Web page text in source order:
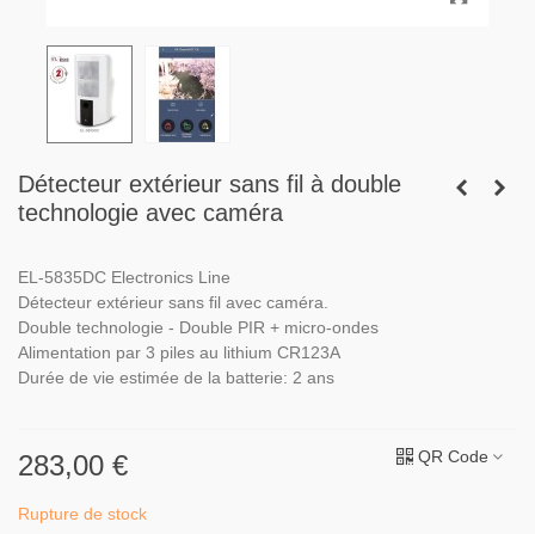
Détecteur extérieur sans fil à double
technologie avec caméra
EL-5835DC Electronics Line
Détecteur extérieur sans fil avec caméra.
Double technologie - Double PIR + micro-ondes
Alimentation par 3 piles au lithium CR123A
Durée de vie estimée de la batterie: 2 ans
283,00 € QR Code
Rupture de stock